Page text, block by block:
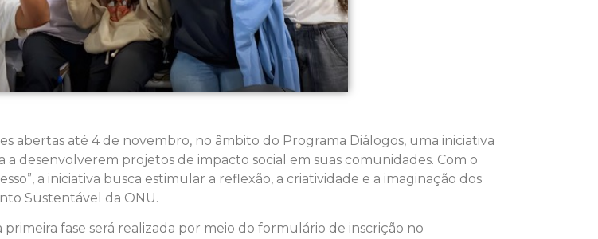
abertas até 4 de novembro, no âmbito do Programa Diálogos, uma iniciativa
desenvolverem projetos de impacto social em suas comunidades. Com o
a iniciativa busca estimular a reflexão, a criatividade e a imaginação dos
Sustentável da ONU.
fase será realizada por meio do formulário de inscrição no